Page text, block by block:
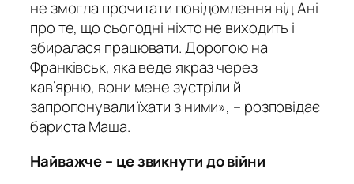
не змогла прочитати повідомлення від Ані
про те, що сьогодні ніхто не виходить і
збиралася працювати. Дорогою на
Франківськ, яка веде якраз через
кав’ярню, вони мене зустріли й
запропонували їхати з ними», – розповідає
бариста Маша.
Найважче – це звикнути до війни